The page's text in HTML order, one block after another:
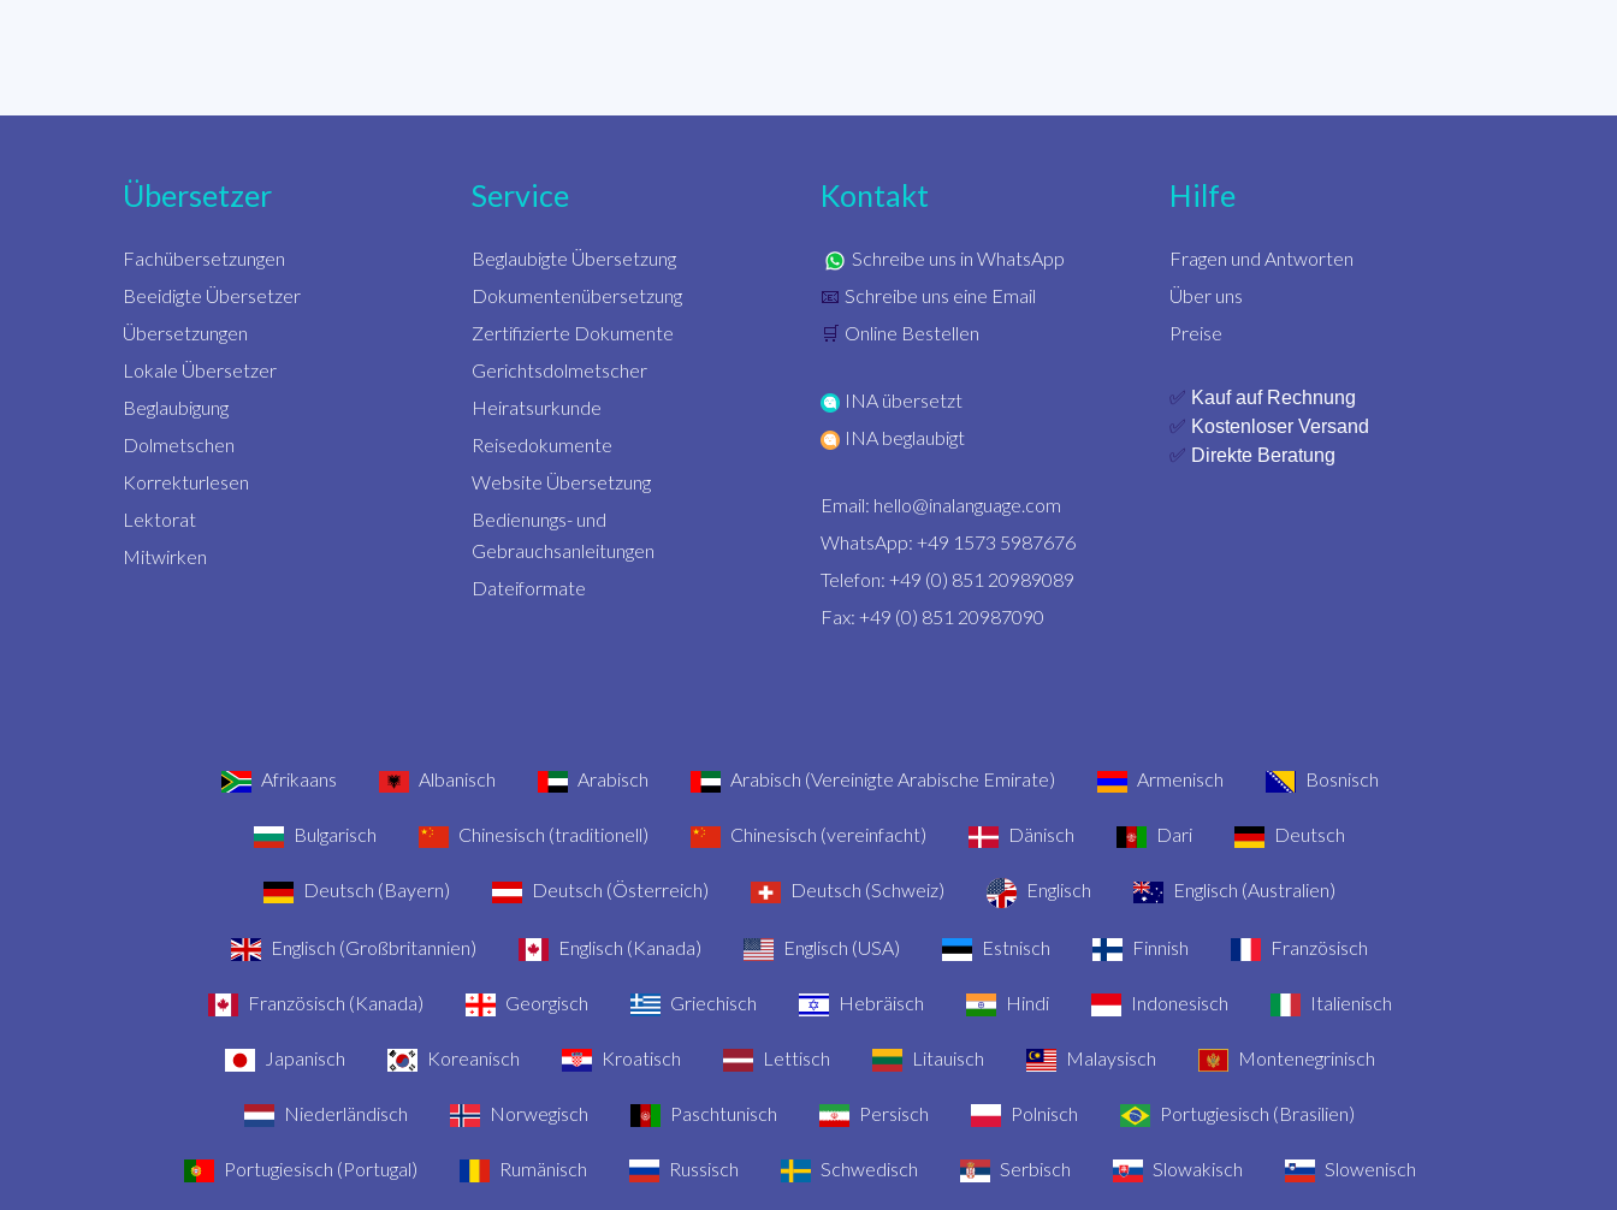
Übersetzer
Fachübersetzungen
Beeidigte Übersetzer
Übersetzungen
Lokale Übersetzer
Beglaubigung
Dolmetschen
Korrekturlesen
Lektorat
Mitwirken
Service
Beglaubigte Übersetzung
Dokumentenübersetzung
Zertifizierte Dokumente
Gerichtsdolmetscher
Heiratsurkunde
Reisedokumente
Website Übersetzung
Bedienungs- und
Gebrauchsanleitungen
Dateiformate
Kontakt
Schreibe uns in WhatsApp
📧 Schreibe uns eine Email
🛒 Online Bestellen
INA übersetzt
INA beglaubigt
Email: hello@inalanguage.com
WhatsApp: +49 1573 5987676
Telefon: +49 (0) 851 20989089
Fax: +49 (0) 851 20987090
Hilfe
Fragen und Antworten
Über uns
Preise
✅ Kauf auf Rechnung
✅ Kostenloser Versand
✅ Direkte Beratung
Afrikaans Albanisch Arabisch Arabisch (Vereinigte Arabische Emirate) Armenisch Bosnisch
Bulgarisch Chinesisch (traditionell) Chinesisch (vereinfacht) Dänisch Dari Deutsch
Deutsch (Bayern) Deutsch (Österreich) Deutsch (Schweiz) Englisch Englisch (Australien)
Englisch (Großbritannien) Englisch (Kanada) Englisch (USA) Estnisch Finnish Französisch
Französisch (Kanada) Georgisch Griechisch Hebräisch Hindi Indonesisch Italienisch
Japanisch Koreanisch Kroatisch Lettisch Litauisch Malaysisch Montenegrinisch
Niederländisch Norwegisch Paschtunisch Persisch Polnisch Portugiesisch (Brasilien)
Portugiesisch (Portugal) Rumänisch Russisch Schwedisch Serbisch Slowakisch Slowenisch